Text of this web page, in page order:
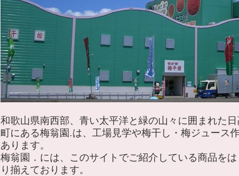
新規会員登録の
手順(パソコン)
和歌山県南西部、青い太平洋と緑の山々に囲まれた
町にある梅翁園.は、工場見学や梅干し・梅ジュース
あります。
梅翁園．には、このサイトでご紹介している商品を
り揃えております。